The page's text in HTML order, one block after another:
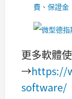
更多軟體
→https://
software/